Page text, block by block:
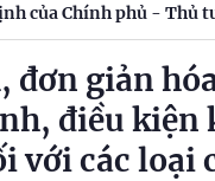
của Chính phủ - Thủ
đơn giản
điều kiện
với các loại